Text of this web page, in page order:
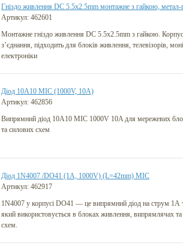
Гніздо живлення DC 5.5x2.5mm монтажне з гайкою, метал-
Артикул: 462601
Монтажне гніздо живлення DC 5.5x2.5mm з гайкою. Корпус
з’єднання, підходить для блоків живлення, телевізорів,
електроніки
Діод 10A10 MIC (1000V, 10A)
Артикул: 462856
Випрямний діод 10A10 MIC 1000V 10A для мережевих
та силових схем
Діод 1N4007 /DO41 (1А, 1000V) (L=42mm) MIC
Артикул: 462917
1N4007 у корпусі DO41 — це випрямний діод на струм 1А
який використовується в блоках живлення, випрямлячах та
схем.